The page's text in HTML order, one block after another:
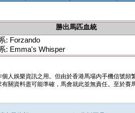
勝出馬匹血統
: Forzando
: Emma's Whisper
人娛樂資訊之用。但由於香港馬場內手機信號
關資料盡可能準確，馬會就此並無責任。至於賽